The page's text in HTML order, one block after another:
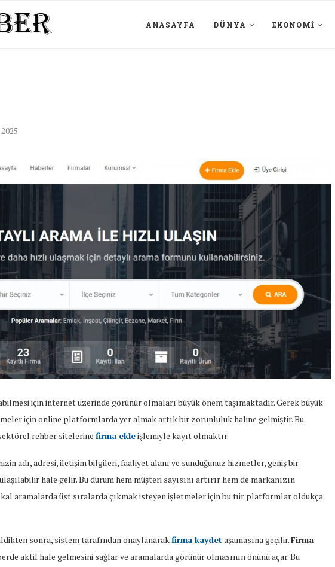
ANASAYFA DÜNYA EKONOMI
içininternetüzerinde görünürolmalarıbüyükönemtaşımaktadır.Gerekbüyük
içinonline platformlardayeralmakartıkbir zorunlulukhaline gelmiştir.Bu
rehber sitelerine firma ekleişlemiyle kayıtolmaktır.
adı,adresi,iletişimbilgileri,faaliyetalanı ve sunduğunuz hizmetler,genişbir
ulaşılabilirhale gelir.Budurumhem müşteri sayısını artırırhemde markanızın
aramalardaüst sıralardaçıkmakisteyenişletmeleriçinbutür platformlaroldukça
sonra, sistemtarafındanonaylanarakfirma kaydetaşamasınageçilir.Firma
aktifhale gelmesini sağlarve aramalardagörünürolmasınınönünüaçar.Bu